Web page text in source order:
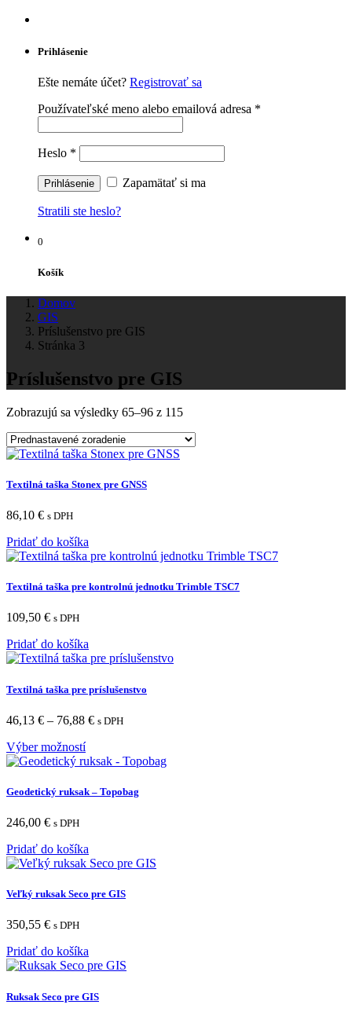
Prihlásenie
Ešte nemáte účet? Registrovať sa
Používateľské meno alebo emailová adresa *
Heslo *
Zapamätať si ma
Stratili ste heslo?
0
Košík
Domov
GIS
Príslušenstvo pre GIS
Stránka 3
Príslušenstvo pre GIS
Zobrazujú sa výsledky 65–96 z 115
Textilná taška Stonex pre GNSS
86,10 € s DPH
Pridať do košíka
Textilná taška pre kontrolnú jednotku Trimble TSC7
109,50 € s DPH
Pridať do košíka
Textilná taška pre príslušenstvo
46,13 € – 76,88 € s DPH
Výber možností
Geodetický ruksak – Topobag
246,00 € s DPH
Pridať do košíka
Veľký ruksak Seco pre GIS
350,55 € s DPH
Pridať do košíka
Ruksak Seco pre GIS